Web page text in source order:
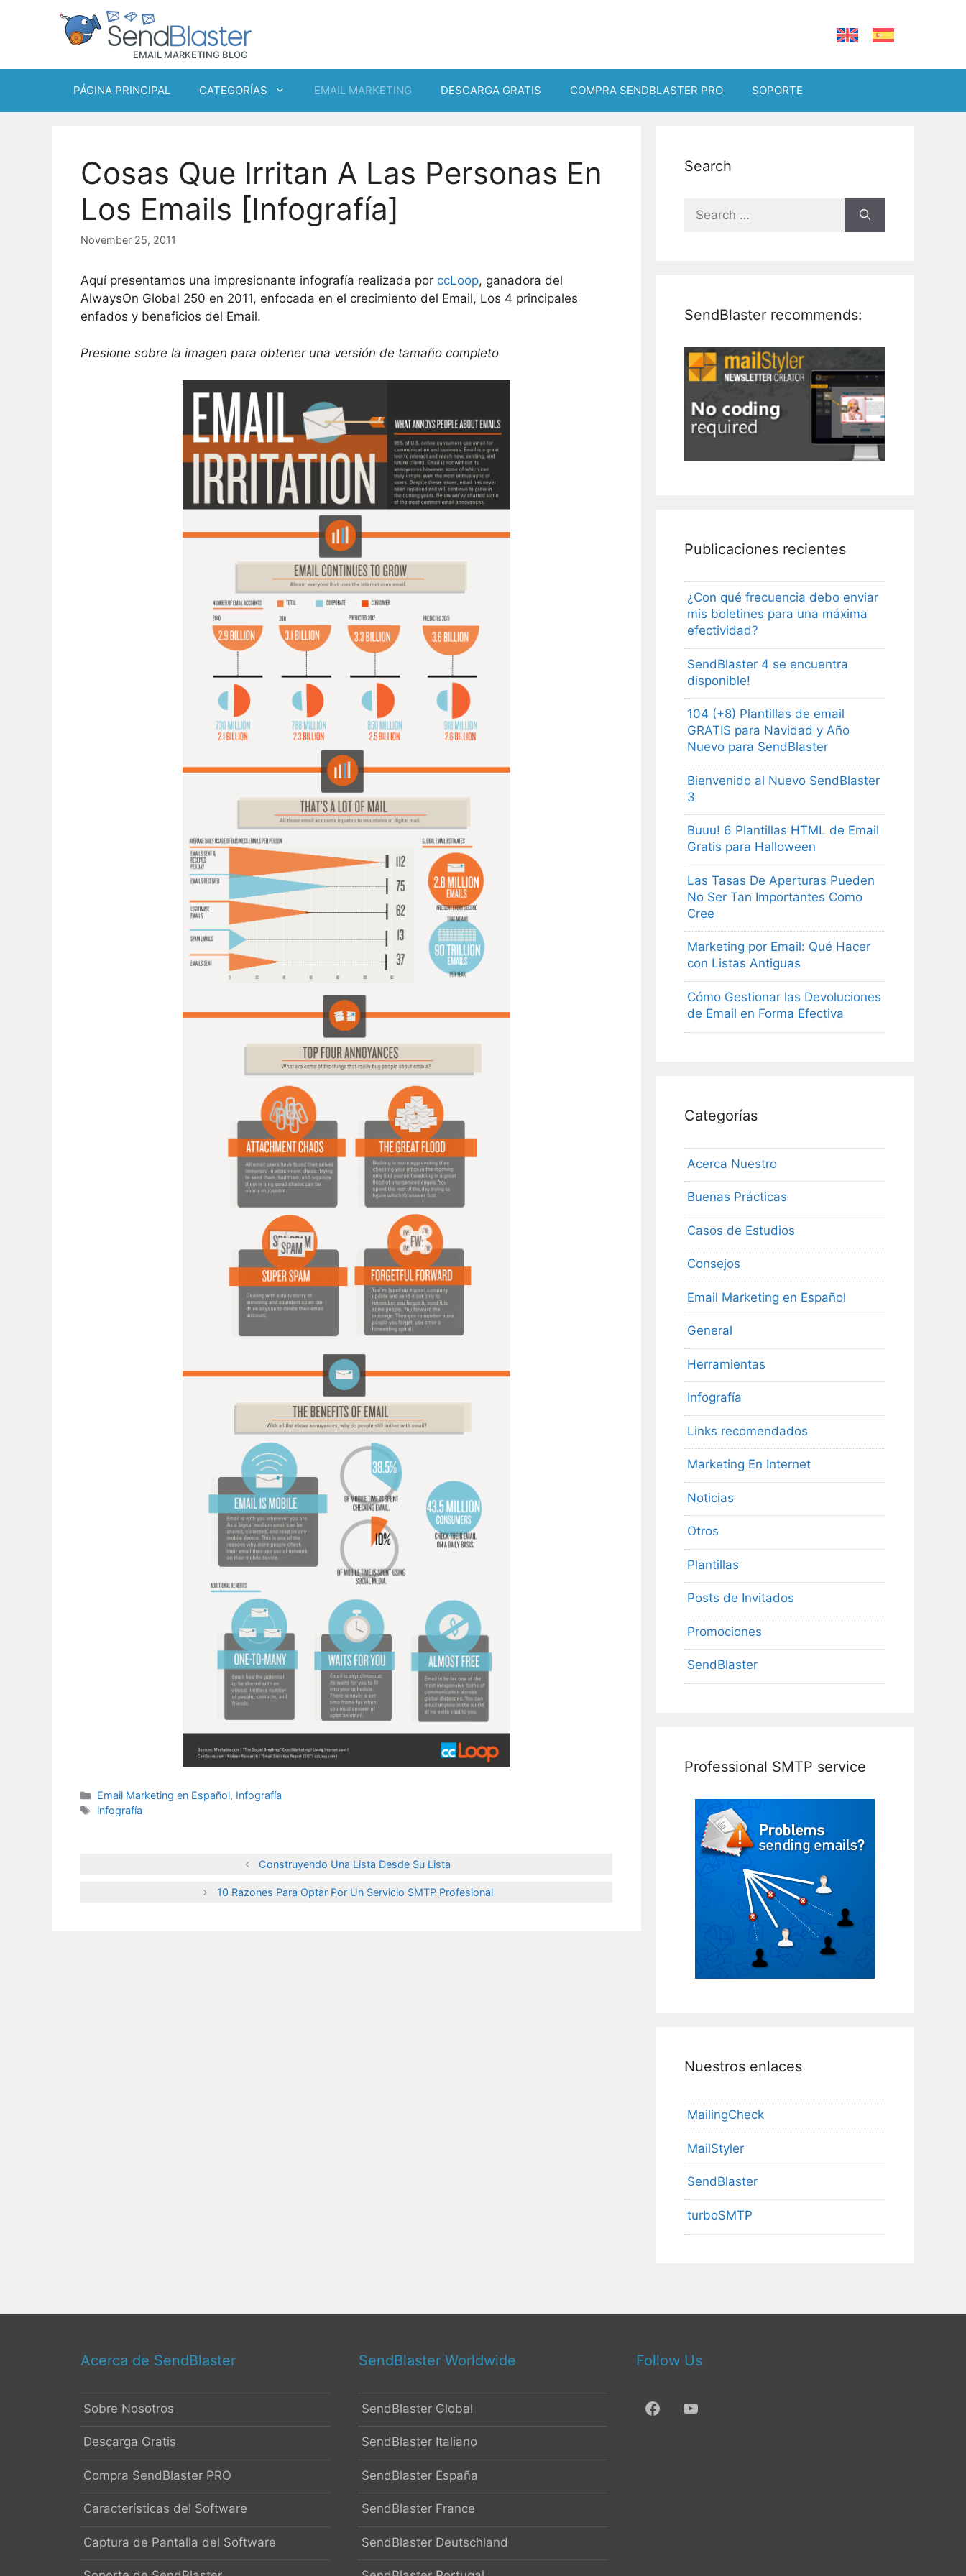
PÁGINA PRINCIPAL CATEGORÍAS EMAIL MARKETING DESCARGA GRATIS COMPRA SENDBLASTER PRO SOPORTE
Cosas Que Irritan A Las Personas En
Los Emails [Infografía]
November 25, 2011
Aquí presentamos una impresionante infografía realizada por ccLoop, ganadora del
AlwaysOn Global 250 en 2011, enfocada en el crecimiento del Email, Los 4 principales
enfados y beneficios del Email.
Presione sobre la imagen para obtener una versión de tamaño completo
Categories
Email Marketing en Español, Infografía
Tags
infografía
Construyendo Una Lista Desde Su Lista
10 Razones Para Optar Por Un Servicio SMTP Profesional
Search
Search
SendBlaster recommends:
Publicaciones recientes
¿Con qué frecuencia debo enviar
mis boletines para una máxima
efectividad?
SendBlaster 4 se encuentra
disponible!
104 (+8) Plantillas de email
GRATIS para Navidad y Año
Nuevo para SendBlaster
Bienvenido al Nuevo SendBlaster
3
Buuu! 6 Plantillas HTML de Email
Gratis para Halloween
Las Tasas De Aperturas Pueden
No Ser Tan Importantes Como
Cree
Marketing por Email: Qué Hacer
con Listas Antiguas
Cómo Gestionar las Devoluciones
de Email en Forma Efectiva
Categorías
Acerca Nuestro
Buenas Prácticas
Casos de Estudios
Consejos
Email Marketing en Español
General
Herramientas
Infografía
Links recomendados
Marketing En Internet
Noticias
Otros
Plantillas
Posts de Invitados
Promociones
SendBlaster
Professional SMTP service
Nuestros enlaces
MailingCheck
MailStyler
SendBlaster
turboSMTP
Acerca de SendBlaster
Sobre Nosotros
Descarga Gratis
Compra SendBlaster PRO
Características del Software
Captura de Pantalla del Software
SendBlaster Worldwide
SendBlaster Global
SendBlaster Italiano
SendBlaster España
SendBlaster France
SendBlaster Deutschland
Follow Us